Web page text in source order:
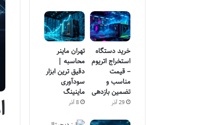
خرید دستگاه
استخراج اتریوم
– قیمت
مناسب و
تضمین بازدهی
29 آذر
تهران ماینر
محاسبه |
دقیق ترین ابزار
سودآوری
ماینینگ
8 آذر